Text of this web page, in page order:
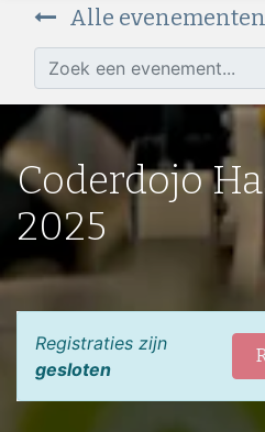
Alle evenementen
Coderdojo
2025
Registraties zijn
gesloten